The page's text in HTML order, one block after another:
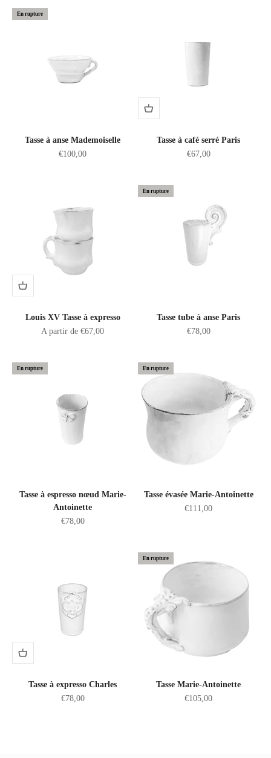
En rupture
Tasse à anse Mademoiselle
Prix de vente
€100,00
Tasse à café serré Paris
Prix de vente
€67,00
Louis XV Tasse à expresso
Prix de vente
A partir de €67,00
En rupture
Tasse tube à anse Paris
Prix de vente
€78,00
En rupture
Tasse à espresso nœud Marie-
Antoinette
Prix de vente
€78,00
En rupture
Tasse évasée Marie-Antoinette
Prix de vente
€111,00
Tasse à expresso Charles
Prix de vente
€78,00
En rupture
Tasse Marie-Antoinette
Prix de vente
€105,00